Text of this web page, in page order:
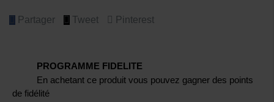
Partager Tweet Pinterest
PROGRAMME FIDELITE
En achetant ce produit vous pouvez gagner des points
de fidélité